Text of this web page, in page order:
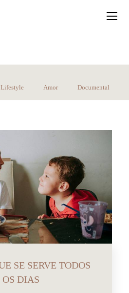
Lifestyle Amor Documental
SE SERVE TODOS
OS DIAS